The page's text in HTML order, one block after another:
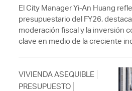
El City Manager Yi-An Huang
presupuestario del FY26,
moderación fiscal y la inversión
clave en medio de la creciente
VIVIENDA ASEQUIBLE
PRESUPUESTO